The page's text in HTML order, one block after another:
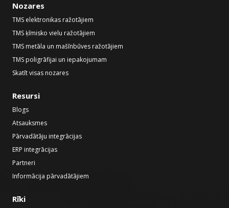
Nozares
TMS elektronikas ražotājiem
TMS ķīmisko vielu ražotājiem
TMS metāla un mašīnbūves ražotājiem
TMS poligrāfijai un iepakojumam
Skatīt visas nozares
Resursi
Blogs
Atsauksmes
Pārvadātāju integrācijas
ERP integrācijas
Partneri
Informācija pārvadātājiem
Rīki